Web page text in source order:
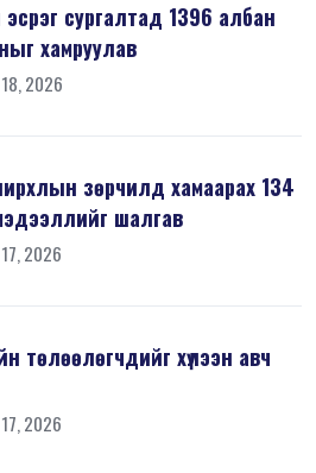
сургалтад 1396 албан
хамруулав
2026
зөрчилд хамаарах 134
шалгав
2026
төлөөлөгчдийг хүлээн авч
2026